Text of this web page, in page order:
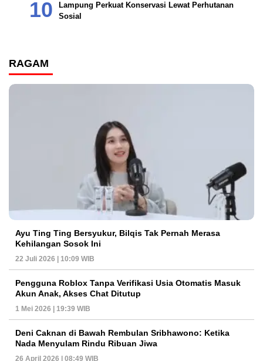
Lampung Perkuat Konservasi Lewat Perhutanan
Sosial
RAGAM
Ayu Ting Ting Bersyukur, Bilqis Tak Pernah Merasa
Kehilangan Sosok Ini
22 Juli 2026 | 10:09 WIB
Pengguna Roblox Tanpa Verifikasi Usia Otomatis Masuk
Akun Anak, Akses Chat Ditutup
1 Mei 2026 | 19:39 WIB
Deni Caknan di Bawah Rembulan Sribhawono: Ketika
Nada Menyulam Rindu Ribuan Jiwa
26 April 2026 | 08:49 WIB